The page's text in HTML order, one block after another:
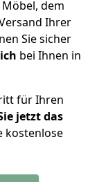
dem
Ihrer
Sie sicher
bei Ihnen in
für Ihren
jetzt das
kostenlose